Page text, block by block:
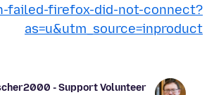
failed-firefox-did-not-connect?
as=u&utm_source=inproduct
- Support Volunteer